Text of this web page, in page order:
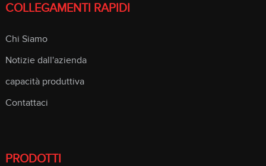
COLLEGAMENTI RAPIDI
Chi Siamo
Notizie dall'azienda
capacità produttiva
Contattaci
PRODOTTI